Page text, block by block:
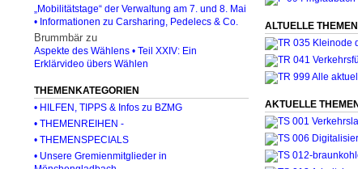
„Mobilitätstage“ der Verwaltung am 7. und 8. Mai
• Informationen zu Carsharing, Pedelecs & Co.
Brummbär zu
Aspekte des Wählens • Teil XXIV: Ein
Erklärvideo übers Wählen
THEMENKATEGORIEN
• HILFEN, TIPPS & Infos zu BZMG
• THEMENREIHEN -
• THEMENSPECIALS
• Unsere Gremienmitglieder in
ALTUELLE
AKTUELLE